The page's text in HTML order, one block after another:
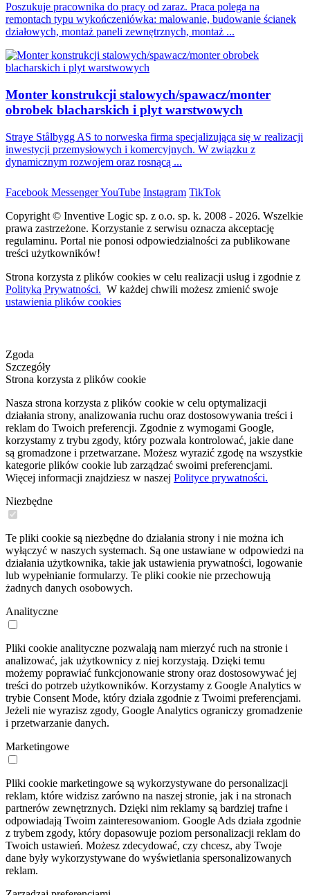
Poszukuje pracownika do pracy od zaraz. Praca polega na
remontach typu wykończeniówka: malowanie, budowanie ścianek
działowych, montaż paneli zewnętrznych, montaż ...
Monter konstrukcji stalowych/spawacz/monter
obrobek blacharskich i plyt warstwowych
Straye Stålbygg AS to norweska firma specjalizująca się w realizacji
inwestycji przemysłowych i komercyjnych. W związku z
dynamicznym rozwojem oraz rosnącą ...
Facebook MessengerYouTube Instagram TikTok
Copyright © Inventive Logic sp. z o.o. sp. k. 2008 - 2026. Wszelkie
prawa zastrzeżone. Korzystanie z serwisu oznacza akceptację
regulaminu. Portal nie ponosi odpowiedzialności za publikowane
treści użytkowników!
Strona korzysta z plików cookies w celu realizacji usług i zgodnie z
Polityką Prywatności. W każdej chwili możesz zmienić swoje
ustawienia plików cookies
Zgoda
Szczegóły
Strona korzysta z plików cookie
Nasza strona korzysta z plików cookie w celu optymalizacji
działania strony, analizowania ruchu oraz dostosowywania treści i
reklam do Twoich preferencji. Zgodnie z wymogami Google,
korzystamy z trybu zgody, który pozwala kontrolować, jakie dane
są gromadzone i przetwarzane. Możesz wyrazić zgodę na wszystkie
kategorie plików cookie lub zarządzać swoimi preferencjami.
Więcej informacji znajdziesz w naszej Polityce prywatności.
Niezbędne
Te pliki cookie są niezbędne do działania strony i nie można ich
wyłączyć w naszych systemach. Są one ustawiane w odpowiedzi na
działania użytkownika, takie jak ustawienia prywatności, logowanie
lub wypełnianie formularzy. Te pliki cookie nie przechowują
żadnych danych osobowych.
Analityczne
Pliki cookie analityczne pozwalają nam mierzyć ruch na stronie i
analizować, jak użytkownicy z niej korzystają. Dzięki temu
możemy poprawiać funkcjonowanie strony oraz dostosowywać jej
treści do potrzeb użytkowników. Korzystamy z Google Analytics w
trybie Consent Mode, który działa zgodnie z Twoimi preferencjami.
Jeżeli nie wyrazisz zgody, Google Analytics ograniczy gromadzenie
i przetwarzanie danych.
Marketingowe
Pliki cookie marketingowe są wykorzystywane do personalizacji
reklam, które widzisz zarówno na naszej stronie, jak i na stronach
partnerów zewnętrznych. Dzięki nim reklamy są bardziej trafne i
odpowiadają Twoim zainteresowaniom. Google Ads działa zgodnie
z trybem zgody, który dopasowuje poziom personalizacji reklam do
Twoich ustawień. Możesz zdecydować, czy chcesz, aby Twoje
dane były wykorzystywane do wyświetlania spersonalizowanych
reklam.